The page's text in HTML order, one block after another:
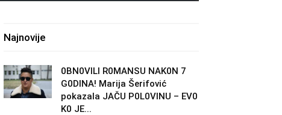
Najnovije
0BN0VlLl R0MANSU NAK0N 7
G0DlNA! Marija Šerifović
pokazala JAČU P0L0VINU – EV0
K0 JE...